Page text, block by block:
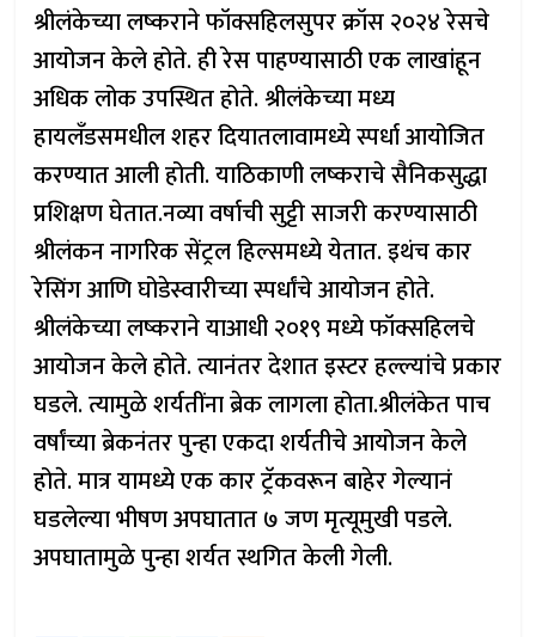
श्रीलंकेच्या लष्कराने फॉक्सहिलसुपर क्रॉस २०२४ रेसचे
आयोजन केले होते. ही रेस पाहण्यासाठी एक लाखांहून
अधिक लोक उपस्थित होते. श्रीलंकेच्या मध्य
हायलँडसमधील शहर दियातलावामध्ये स्पर्धा आयोजित
करण्यात आली होती. याठिकाणी लष्कराचे सैनिकसुद्धा
प्रशिक्षण घेतात.नव्या वर्षाची सुट्टी साजरी करण्यासाठी
श्रीलंकन नागरिक सेंट्रल हिल्समध्ये येतात. इथंच कार
रेसिंग आणि घोडेस्वारीच्या स्पर्धांचे आयोजन होते.
श्रीलंकेच्या लष्कराने याआधी २०१९ मध्ये फॉक्सहिलचे
आयोजन केले होते. त्यानंतर देशात इस्टर हल्ल्यांचे प्रकार
घडले. त्यामुळे शर्यतींना ब्रेक लागला होता.श्रीलंकेत पाच
वर्षांच्या ब्रेकनंतर पुन्हा एकदा शर्यतीचे आयोजन केले
होते. मात्र यामध्ये एक कार ट्रॅकवरून बाहेर गेल्यानं
घडलेल्या भीषण अपघातात ७ जण मृत्यूमुखी पडले.
अपघातामुळे पुन्हा शर्यत स्थगित केली गेली.